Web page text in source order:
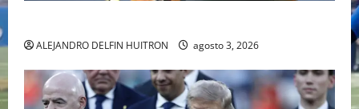
ALEJANDRO DELFIN HUITRON agosto 3, 2026